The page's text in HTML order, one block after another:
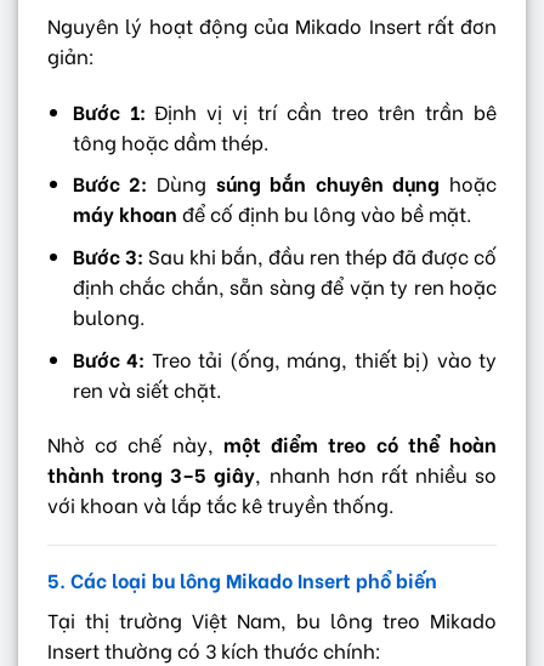
Nguyên lý hoạt động của Mikado Insert rất đơn
giản:
Bước 1: Định vị vị trí cần treo trên trần bê
tông hoặc dầm thép.
Bước 2: Dùng súng bắn chuyên dụng hoặc
máy khoan để cố định bu lông vào bề mặt.
Bước 3: Sau khi bắn, đầu ren thép đã được cố
định chắc chắn, sẵn sàng để vặn ty ren hoặc
bulong.
Bước 4: Treo tải (ống, máng, thiết bị) vào ty
ren và siết chặt.
Nhờ cơ chế này, một điểm treo có thể hoàn
thành trong 3–5 giây, nhanh hơn rất nhiều so
với khoan và lắp tắc kê truyền thống.
5. Các loại bu lông Mikado Insert phổ biến
Tại thị trường Việt Nam, bu lông treo Mikado
Insert thường có 3 kích thước chính: